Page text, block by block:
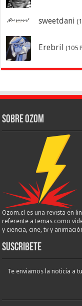
sweetdani
Erebril (105
Sobre Ozom
Ozom.cl es una revista en
referente a temas como
y ciencia, cine, tv y
Suscribete
Te enviamos la noticia a